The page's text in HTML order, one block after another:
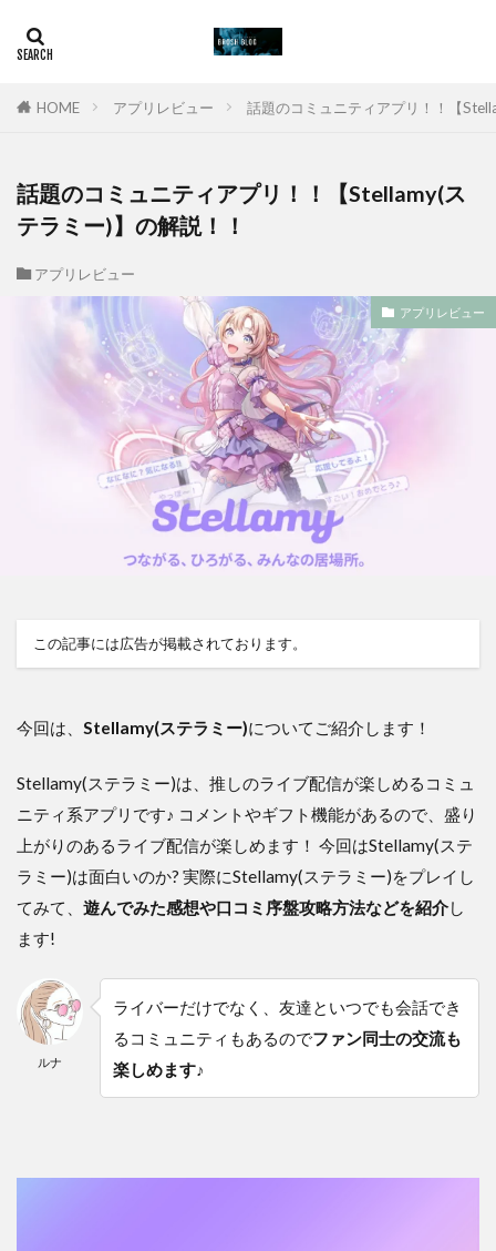
HOME アプリレビュー 話題のコミュニティアプリ！！【
話題のコミュニティアプリ！！【Stellamy(ス
テラミー)】の解説！！
アプリレビュー
アプリレビュー
この記事には広告が掲載されております。
今回は、 Stellamy(ステラミー)についてご紹介します！
Stellamy(ステラミー)は、 推しのライブ配信が楽しめるコミュ
ニティ系アプリ です♪ コメントやギフト機能があるので、 盛り
上がりのあるライブ配信が楽しめます！ 今回はStellamy(ステ
ラミー)は面白いのか? 実際にStellamy(ステラミー)をプレイし
てみて、 遊んでみた感想や口コミ序盤攻略方法などを紹介し
ます!
ルナ
ライバーだけでなく、友達といつでも会話でき
るコミュニティもあるのでファン同士の交流も
楽しめます♪